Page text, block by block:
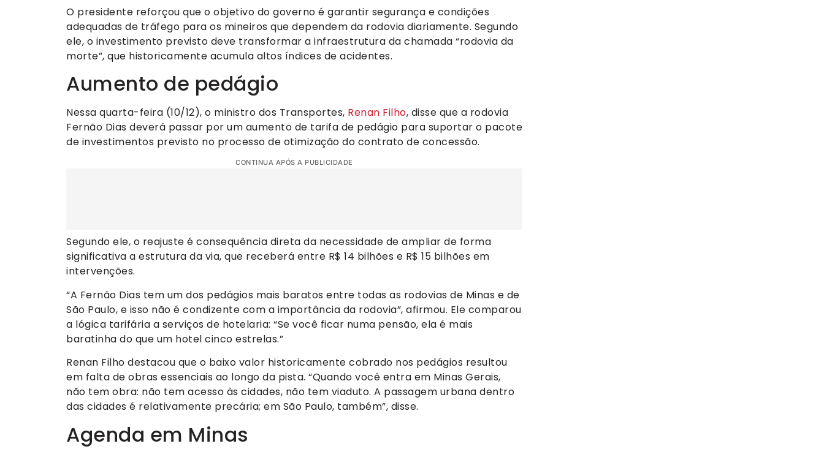
O presidente reforçou que o objetivo do governo é garantir segurança e condições
adequadas de tráfego para os mineiros que dependem da rodovia diariamente. Segundo
ele, o investimento previsto deve transformar a infraestrutura da chamada “rodovia da
morte”, que historicamente acumula altos índices de acidentes.
Aumento de pedágio
Nessa quarta-feira (10/12), o ministro dos Transportes, Renan Filho, disse que a rodovia
Fernão Dias deverá passar por um aumento de tarifa de pedágio para suportar o pacote
de investimentos previsto no processo de otimização do contrato de concessão.
CONTINUA APÓS A PUBLICIDADE
Segundo ele, o reajuste é consequência direta da necessidade de ampliar de forma
significativa a estrutura da via, que receberá entre R$ 14 bilhões e R$ 15 bilhões em
intervenções.
“A Fernão Dias tem um dos pedágios mais baratos entre todas as rodovias de Minas e de
São Paulo, e isso não é condizente com a importância da rodovia”, afirmou. Ele comparou
a lógica tarifária a serviços de hotelaria: “Se você ficar numa pensão, ela é mais
baratinha do que um hotel cinco estrelas.”
Renan Filho destacou que o baixo valor historicamente cobrado nos pedágios resultou
em falta de obras essenciais ao longo da pista. “Quando você entra em Minas Gerais,
não tem obra: não tem acesso às cidades, não tem viaduto. A passagem urbana dentro
das cidades é relativamente precária; em São Paulo, também”, disse.
Agenda em Minas